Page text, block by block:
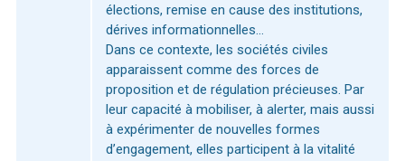
élections, remise en cause des institutions,
dérives informationnelles…
Dans ce contexte, les sociétés civiles
apparaissent comme des forces de
proposition et de régulation précieuses. Par
leur capacité à mobiliser, à alerter, mais aussi
à expérimenter de nouvelles formes
d’engagement, elles participent à la vitalité